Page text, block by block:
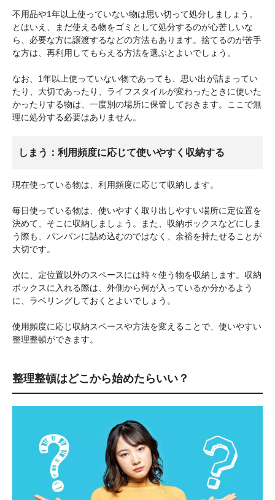
不用品や1年以上使っていない物は思い切って処分しましょう。
とはいえ、まだ使える物をゴミとして処分するのが心苦しいな
ら、必要な方に譲渡するなどの方法もあります。捨てるのが苦手
な方は、再利用してもらえる方法を選ぶとよいでしょう。
なお、1年以上使っていない物であっても、思い出が詰まってい
たり、大切であったり、ライフスタイルが変わったときに使いた
かったりする物は、一度別の場所に保管しておきます。ここで無
理に処分する必要はありません。
しまう：利用頻度に応じて使いやすく収納する
現在使っている物は、利用頻度に応じて収納します。
毎日使っている物は、使いやすく取り出しやすい場所に定位置を
決めて、そこに収納しましょう。また、収納ボックスなどにしま
う際も、パンパンに詰め込むのではなく、余裕を持たせることが
大切です。
次に、定位置以外のスペースには時々使う物を収納します。収納
ボックスに入れる際は、外側から何が入っているか分かるよう
に、ラベリングしておくとよいでしょう。
使用頻度に応じ収納スペースや方法を変えることで、使いやすい
整理整頓ができます。
整理整頓はどこから始めたらいい？